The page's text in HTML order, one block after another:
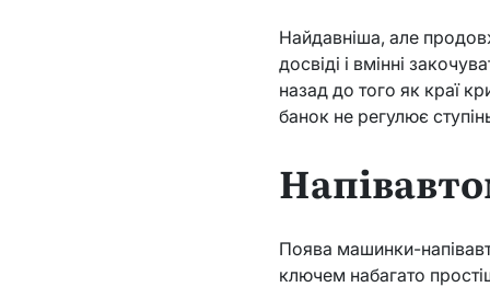
Найдавніша, але
досвіді і вмінні
назад до того як краї
банок не регулює
Поява машинки-
ключем набагато